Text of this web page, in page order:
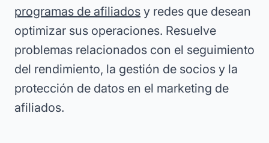
programas de afiliados y redes que desean
optimizar sus operaciones. Resuelve
problemas relacionados con el seguimiento
del rendimiento, la gestión de socios y la
protección de datos en el marketing de
afiliados.